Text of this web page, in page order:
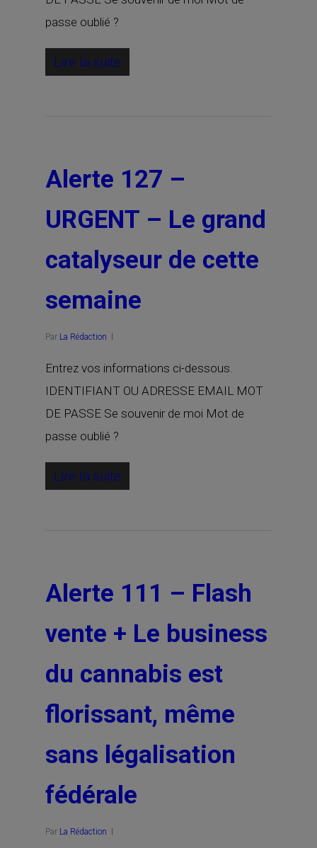
passe oublié ?
Lire la suite
Alerte 127 –
URGENT – Le grand
catalyseur de cette
semaine
Par La Rédaction
Entrez vos informations ci-dessous.
IDENTIFIANT OU ADRESSE EMAIL MOT
DE PASSE Se souvenir de moi Mot de
passe oublié ?
Lire la suite
Alerte 111 – Flash
vente + Le business
du cannabis est
florissant, même
sans légalisation
fédérale
Par La Rédaction